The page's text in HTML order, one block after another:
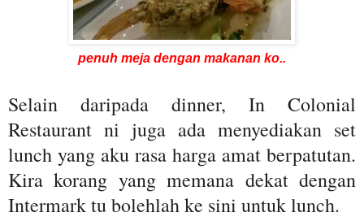
penuh meja dengan makanan ko..
Selain daripada dinner, In Colonial
Restaurant ni juga ada menyediakan set
lunch yang aku rasa harga amat berpatutan.
Kira korang yang memana dekat dengan
Intermark tu bolehlah ke sini untuk lunch.